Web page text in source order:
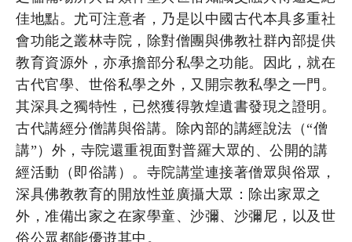
佳地點。尤可注意者，乃是以中國古代本具多重社
會功能之叢林寺院，除對僧團與佛教社群內部提供
教育資源外，亦承擔部分私學之功能。因此，就在
古代官學、世俗私學之外，又開宗教私學之一門。
其深具之獨特性，已然獲得敦煌遺書發現之證明。
古代講經分僧講與俗講。除內部的講經說法（“僧
講”）外，寺院還重視面對普羅大眾的、公開的講
經活動（即俗講）。寺院講堂連接著僧眾與俗眾，
深具佛教教育的開放性並廣攝大眾：除出家眾之
外，准備出家之在家學童、沙彌、沙彌尼，以及世
俗公眾都能優逰其中。